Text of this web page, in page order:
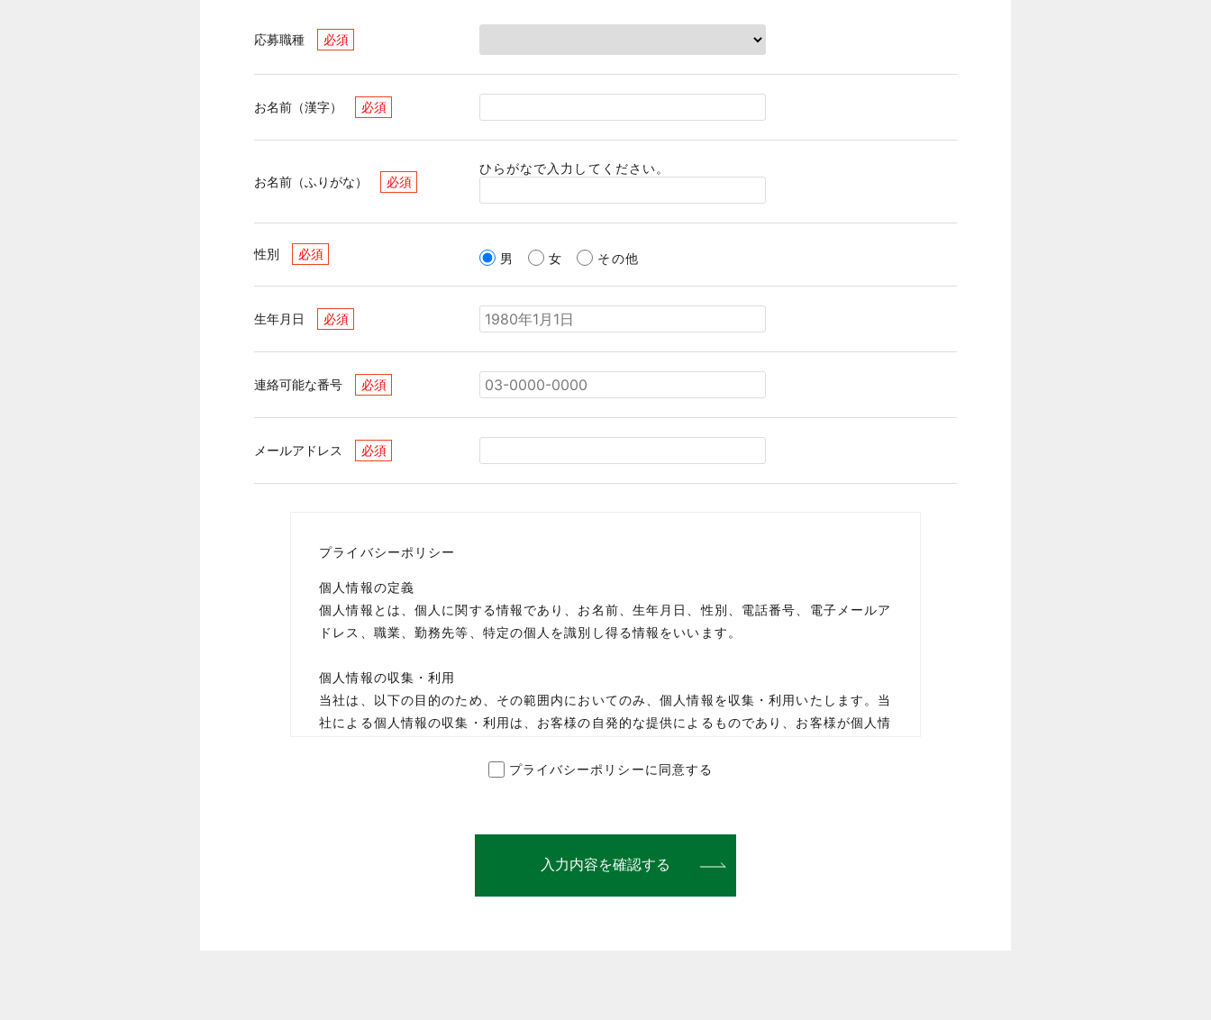
応募職種 必須
お名前（漢字） 必須
お名前（ふりがな） 必須
ひらがなで入力してください。
性別 必須 男 女 その他
生年月日 必須
連絡可能な番号 必須
メールアドレス 必須
プライバシーポリシー
個人情報の定義
個人情報とは、個人に関する情報であり、お名前、生年月日、性別、電話番号、電子メールア
ドレス、職業、勤務先等、特定の個人を識別し得る情報をいいます。
個人情報の収集・利用
当社は、以下の目的のため、その範囲内においてのみ、個人情報を収集・利用いたします。当
社による個人情報の収集・利用は、お客様の自発的な提供によるものであり、お客様が個人情
・各種のお問い合わせ対応
プライバシーポリシーに同意する